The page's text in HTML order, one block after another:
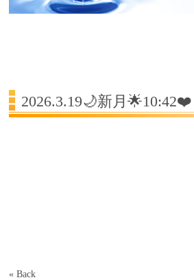
歌うことの効果
2026.3.19🌙新月
« Back